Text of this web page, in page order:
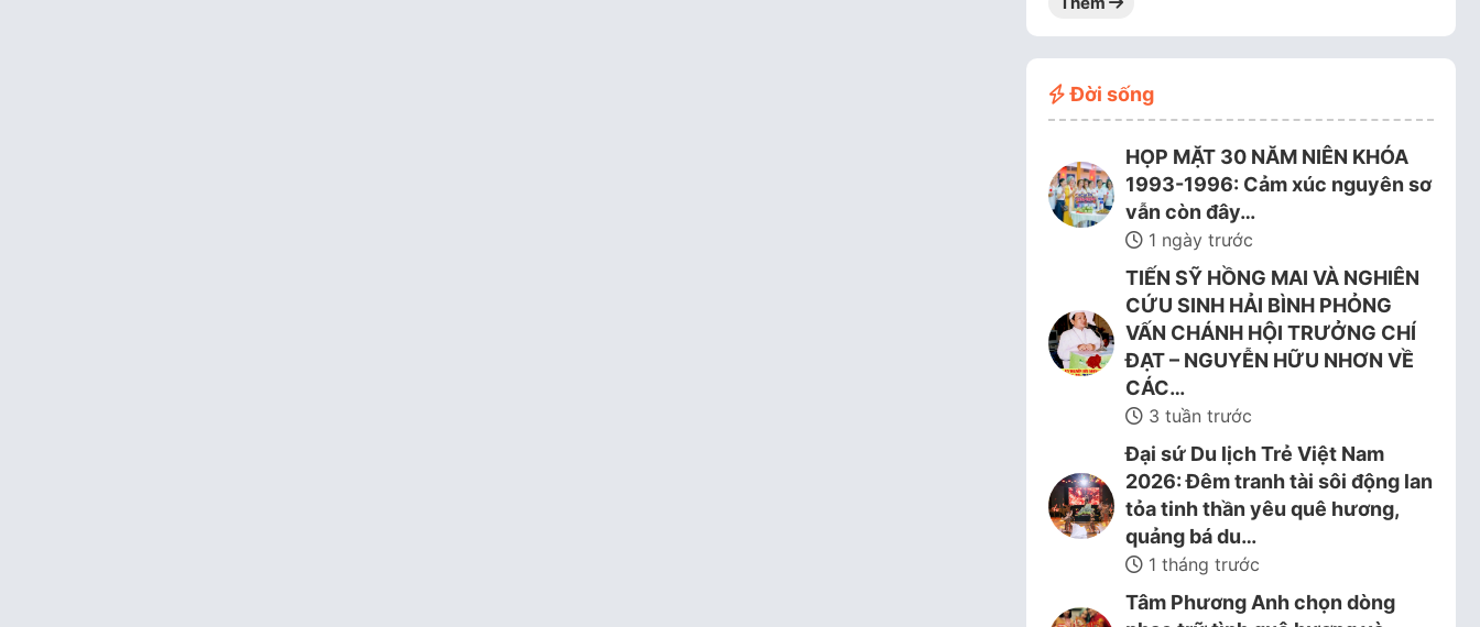
Đời sống
HỌP MẶT 30 NĂM NIÊN KHÓA
1993-1996: Cảm xúc nguyên sơ
vẫn còn đây…
1 ngày trước
TIẾN SỸ HỒNG MAI VÀ NGHIÊN
CỨU SINH HẢI BÌNH PHỎNG
VẤN CHÁNH HỘI TRƯỞNG CHÍ
ĐẠT – NGUYỄN HỮU NHƠN VỀ
CÁC…
3 tuần trước
Đại sứ Du lịch Trẻ Việt Nam
2026: Đêm tranh tài sôi động lan
tỏa tinh thần yêu quê hương,
quảng bá du…
1 tháng trước
Tâm Phương Anh chọn dòng